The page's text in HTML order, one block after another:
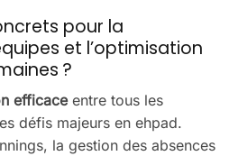
pour la
et l’optimisation
?
efficaceentre tous les
défis majeurs en ehpad.
la gestion des absences